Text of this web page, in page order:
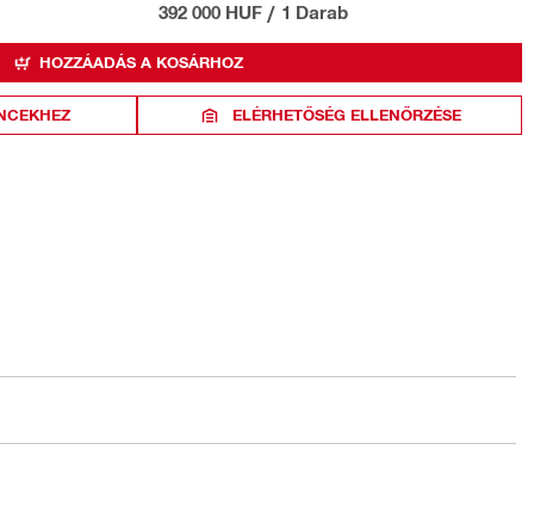
392 000 HUF / 1 Darab
HOZZÁADÁS A KOSÁRHOZ
ELÉRHETŐSÉG ELLENŐRZÉSE